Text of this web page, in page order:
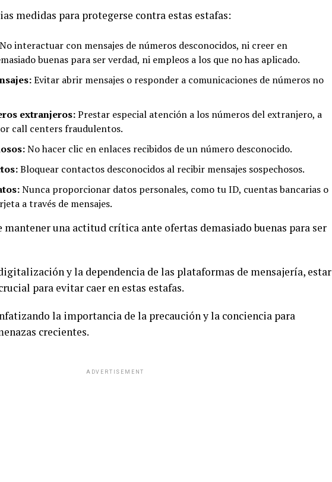
medidas para protegerse contra estas estafas:
No interactuar con mensajes de números desconocidos, ni creer en
buenas para ser verdad, ni empleos a los que no has aplicado.
Evitar abrir mensajes o responder a comunicaciones de números no
extranjeros:Prestar especial atención a los números del extranjero, a
call centers fraudulentos.
No hacer clic en enlaces recibidos de un número desconocido.
Bloquear contactos desconocidos al recibir mensajes sospechosos.
Nunca proporcionar datos personales, como tu ID, cuentas bancarias o
a través de mensajes.
mantener una actitud crítica ante ofertas demasiado buenas para ser
y la dependencia de las plataformas de mensajería, estar
para evitar caer en estas estafas.
la importancia de la precaución y la conciencia para
crecientes.
ADVERTISEMENT